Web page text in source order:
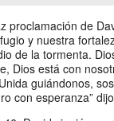
proclamación de
y nuestra
de la tormenta.
Dios está con
guiándonos,
con esperanza”